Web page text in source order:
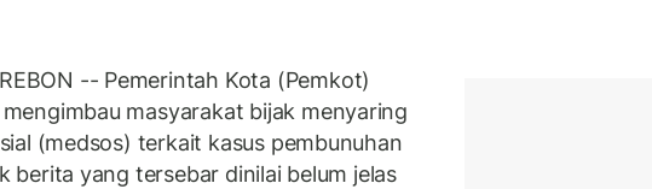
-- Pemerintah Kota (Pemkot)
masyarakat bijak menyaring
(medsos) terkait kasus pembunuhan
berita yang tersebar dinilai belum jelas